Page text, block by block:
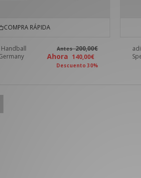
COMPRA RÁPIDA
Antes200,00€
Ahora140,00€
Descuento 30%